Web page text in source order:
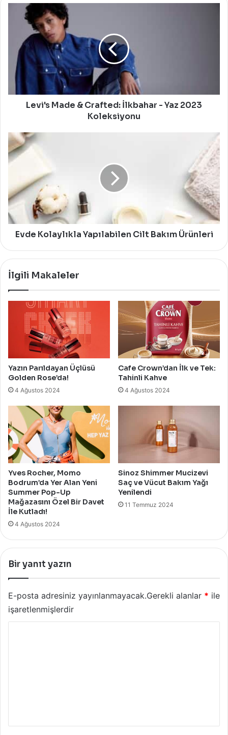
Levi's
Made
Crafted:
İlkbahar
Yaz
2023
Koleksiyonu
Levi's Made & Crafted: İlkbahar - Yaz 2023
Koleksiyonu
Evde
Kolaylıkla
Yapılabilen
Bakım
Ürünleri
Evde Kolaylıkla Yapılabilen Cilt Bakım Ürünleri
İlgili Makaleler
Yazın Parıldayan Üçlüsü
Golden Rose’da!
4 Ağustos 2024
Cafe Crown’dan İlk ve Tek:
Tahinli Kahve
4 Ağustos 2024
Yves Rocher, Momo
Bodrum’da Yer Alan Yeni
Summer Pop-Up
Mağazasını Özel Bir Davet
İle Kutladı!
4 Ağustos 2024
Sinoz Shimmer Mucizevi
Saç ve Vücut Bakım Yağı
Yenilendi
11 Temmuz 2024
Bir yanıt yazın
E-posta adresiniz yayınlanmayacak.Gerekli alanlar * ile
işaretlenmişlerdir